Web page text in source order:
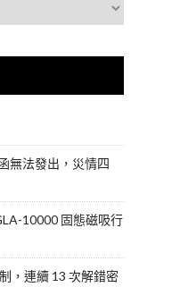
無法發出，災情四
10000 固態磁吸行
，連續 13 次解錯密